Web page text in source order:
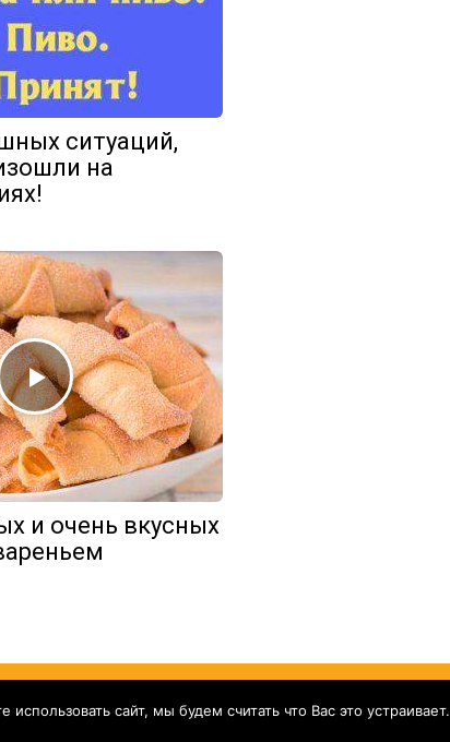
ситуаций,
на
и очень вкусных
сайт, мы будем считать что Вас это устраивает.